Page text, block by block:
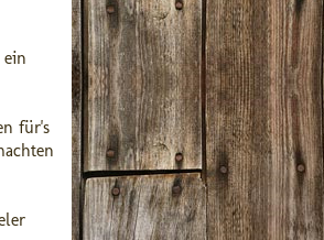
für's